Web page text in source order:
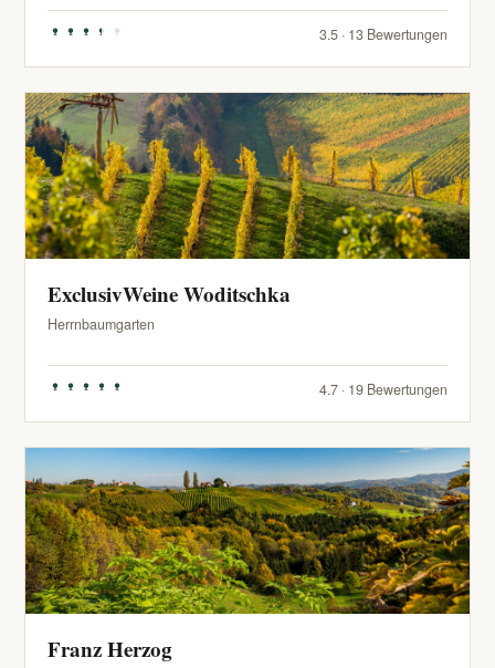
3.5 · 13 Bewertungen
ExclusivWeine Woditschka
Herrnbaumgarten
4.7 · 19 Bewertungen
Franz Herzog